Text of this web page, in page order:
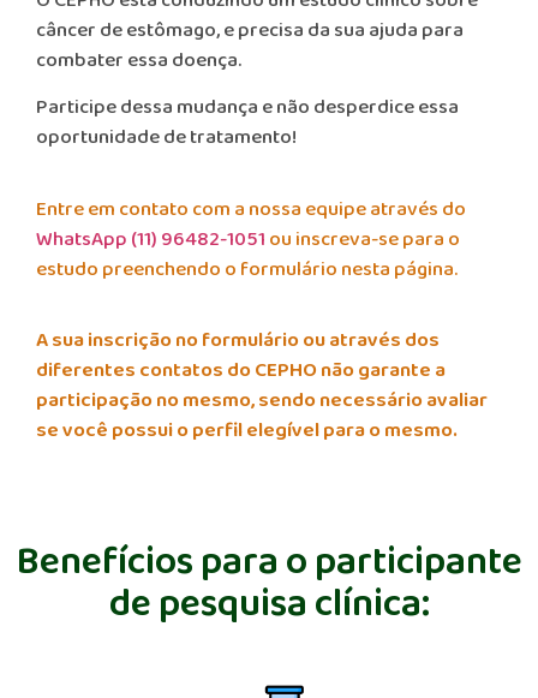
câncer de estômago, e precisa da sua ajuda para
combater essa doença.
Participe dessa mudança e não desperdice essa
oportunidade de tratamento!
Entre em contato com a nossa equipe através do
WhatsApp (11) 96482-1051ou inscreva-se para o
estudo preenchendo o formulário nesta página.
A sua inscrição no formulário ou através dos
diferentes contatos do CEPHO não garante a
participação no mesmo, sendo necessário avaliar
se você possui o perfil elegível para o mesmo.
Benefícios para o participante
de pesquisa clínica: